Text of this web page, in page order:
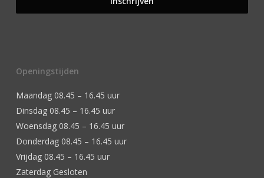
Openingstijden
Maandag 08.45 – 16.45 uur
Dinsdag 08.45 – 16.45 uur
Woensdag 08.45 – 16.45 uur
Donderdag 08.45 – 16.45 uur
Vrijdag 08.45 – 16.45 uur
Zaterdag Gesloten